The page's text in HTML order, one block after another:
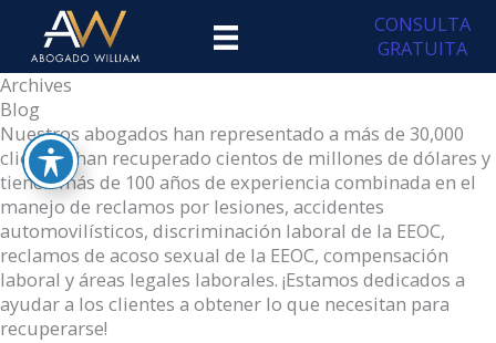
content
CONSULTA
GRATUITA
Archives
Blog
Nuestros abogados han representado a más de 30,000
clientes, han recuperado cientos de millones de dólares y
tienen más de 100 años de experiencia combinada en el
manejo de reclamos por lesiones, accidentes
automovilísticos, discriminación laboral de la EEOC,
reclamos de acoso sexual de la EEOC, compensación
laboral y áreas legales laborales. ¡Estamos dedicados a
ayudar a los clientes a obtener lo que necesitan para
recuperarse!